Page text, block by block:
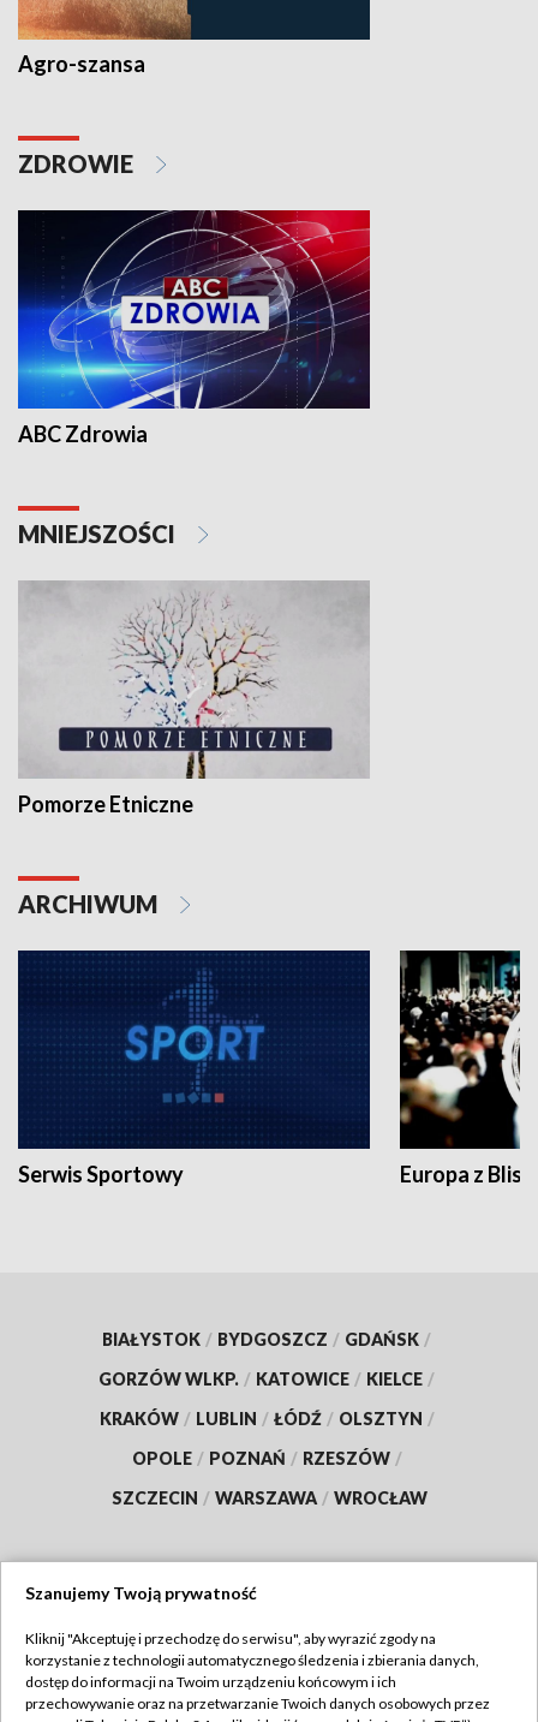
Agro-szansa
ZDROWIE
ABC Zdrowia
MNIEJSZOŚCI
Pomorze Etniczne
ARCHIWUM
Serwis Sportowy Europa z
BIAŁYSTOK / BYDGOSZCZ / GDAŃSK /
GORZÓW WLKP. / KATOWICE / KIELCE /
KRAKÓW / LUBLIN / ŁÓDŹ / OLSZTYN /
OPOLE / POZNAŃ / RZESZÓW /
SZCZECIN / WARSZAWA / WROCŁAW
TVP
Abonament TVP
Regulamin TVP
Szanujemy Twoją prywatność
Kliknij "Akceptuję i przechodzę do serwisu", aby wyrazić zgody na
korzystanie z technologii automatycznego śledzenia i zbierania danych,
dostęp do informacji na Twoim urządzeniu końcowym i ich
przechowywanie oraz na przetwarzanie Twoich danych osobowych przez